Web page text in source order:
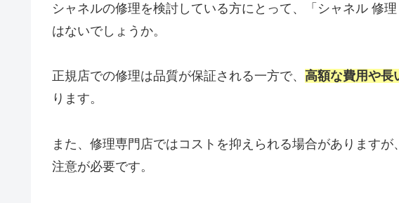
シャネルの修理を検討している方にとって、「シャネル 修
はないでしょうか。
正規店での修理は品質が保証される一方で、 高額な費用や長
ります。
また、修理専門店ではコストを抑えられる場合があります
注意が必要です。